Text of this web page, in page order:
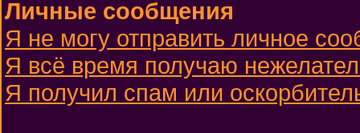
Личные сообщения
Я не могу отправить личное
Я всё время получаю
Я получил спам или